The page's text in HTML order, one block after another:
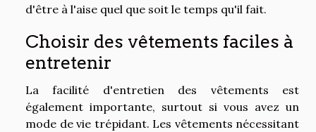
d'être à l'aise quel que soit le temps qu'il fait.
Choisir des vêtements faciles à
entretenir
La facilité d'entretien des vêtements est
également importante, surtout si vous avez un
mode de vie trépidant. Les vêtements nécessitant